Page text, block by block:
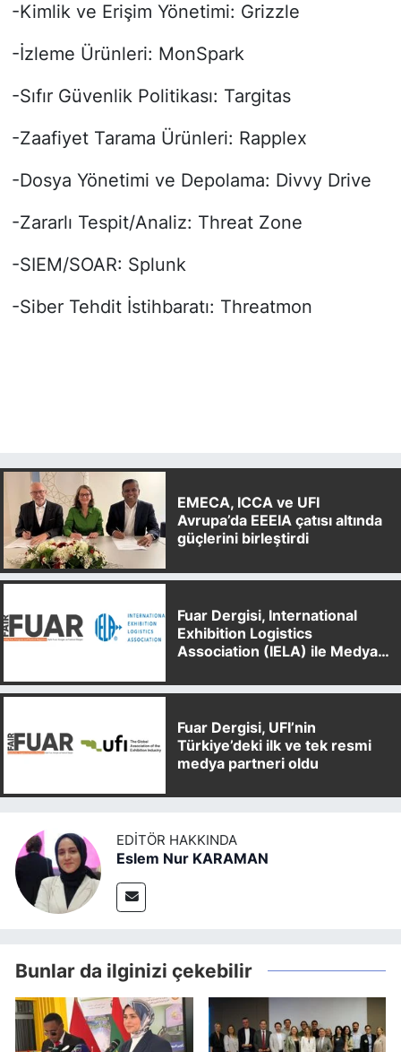
-Kimlik ve Erişim Yönetimi: Grizzle
-İzleme Ürünleri: MonSpark
-Sıfır Güvenlik Politikası: Targitas
-Zaafiyet Tarama Ürünleri: Rapplex
-Dosya Yönetimi ve Depolama: Divvy Drive
-Zararlı Tespit/Analiz: Threat Zone
-SIEM/SOAR: Splunk
-Siber Tehdit İstihbaratı: Threatmon
EMECA, ICCA ve UFI
Avrupa’da EEEIA çatısı altında
güçlerini birleştirdi
Fuar Dergisi, International
Exhibition Logistics
Association (IELA) ile Medya
Fuar Dergisi, UFI’nin
Türkiye’deki ilk ve tek resmi
medya partneri oldu
EDITÖR HAKKINDA
Eslem Nur KARAMAN
Bunlar da ilginizi çekebilir